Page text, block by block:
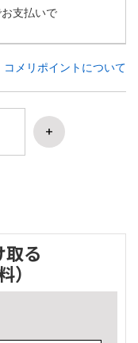
支払いで
コメリポイントについて
取る
）